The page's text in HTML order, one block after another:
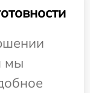
мы